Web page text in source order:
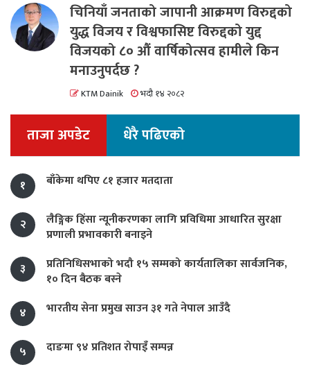
चिनियाँ जनताको जापानी आक्रमण विरुद्दको
युद्ध विजय र विश्वफासिष्ट विरुद्दको युद्द
विजयको ८० औं वार्षिकोत्सव हामीले किन
मनाउनुपर्दछ ?
KTM Dainik भदौ १४ २०८२
ताजा अपडेट धेरै पढिएको
१ बाँकेमा थपिए ८१ हजार मतदाता
२
लैङ्गिक हिंसा न्यूनीकरणका लागि प्रविधिमा आधारित सुरक्षा
प्रणाली प्रभावकारी बनाइने
३
प्रतिनिधिसभाको भदौ १५ सम्मको कार्यतालिका सार्वजनिक,
१० दिन बैठक बस्ने
४
भारतीय सेना प्रमुख साउन ३१ गते नेपाल आउँदै
५ दाङमा ९४ प्रतिशत रोपाइँ सम्पन्न